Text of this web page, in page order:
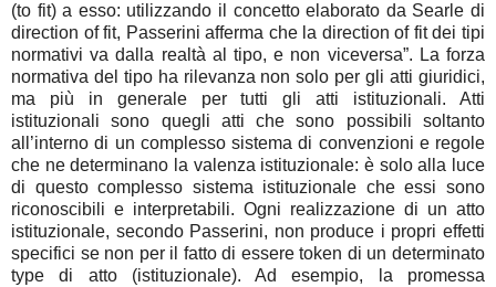
(to fit) a esso: utilizzando il concetto elaborato da Searle di
direction of fit, Passerini afferma che la direction of fit dei tipi
normativi va dalla realtà al tipo, e non viceversa”. La forza
normativa del tipo ha rilevanza non solo per gli atti giuridici,
ma più in generale per tutti gli atti istituzionali. Atti
istituzionali sono quegli atti che sono possibili soltanto
all’interno di un complesso sistema di convenzioni e regole
che ne determinano la valenza istituzionale: è solo alla luce
di questo complesso sistema istituzionale che essi sono
riconoscibili e interpretabili. Ogni realizzazione di un atto
istituzionale, secondo Passerini, non produce i propri effetti
specifici se non per il fatto di essere token di un determinato
type di atto (istituzionale). Ad esempio, la promessa